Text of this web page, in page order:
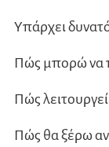
Υπάρχει
Πώς μπορώ να
Πώς
Πώς θα ξέρω